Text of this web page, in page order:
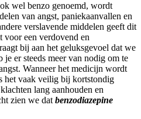
wel benzo genoemd, wordt
van angst, paniekaanvallen en
verslavende middelen geeft dit
voor een verdovend en
bij aan het geluksgevoel dat we
er steeds meer van nodig om te
Wanneer het medicijn wordt
het vaak veilig bij kortstondig
lang aanhouden en
zien we datbenzodiazepine